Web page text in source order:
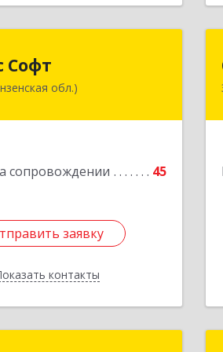
Софт
обл.)
сопровождении 45
заявку
контакты
обл, Заречный г,
заявку
Назад